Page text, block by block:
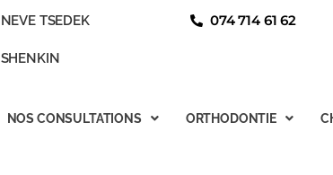
NEVE TSEDEK
SHENKIN
074 714 61 62
NOS CONSULTATIONS ORTHODONTIE